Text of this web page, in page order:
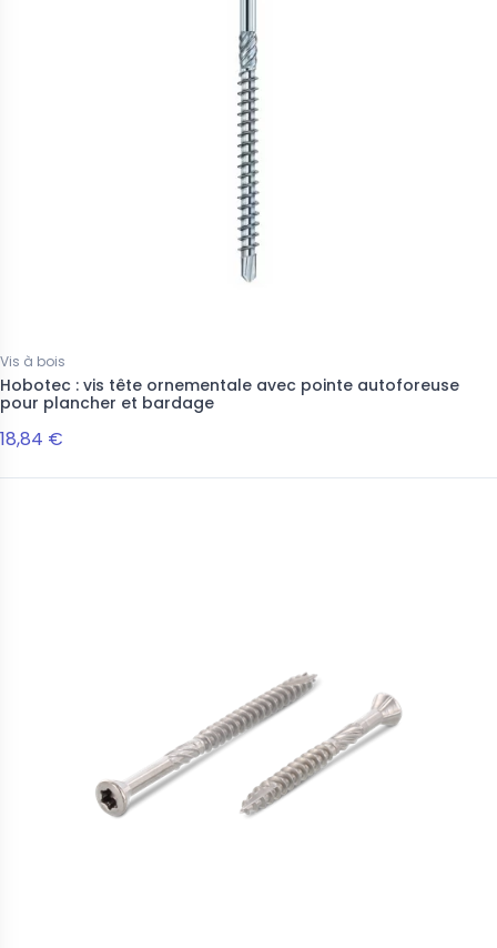
Vis à bois
Hobotec : vis tête ornementale avec pointe autoforeuse
pour plancher et bardage
18,84 €